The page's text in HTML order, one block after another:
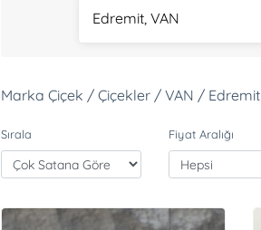
Edremit, VAN
Marka Çiçek / Çiçekler / VAN / Edremit
Sırala Fiyat Aralığı